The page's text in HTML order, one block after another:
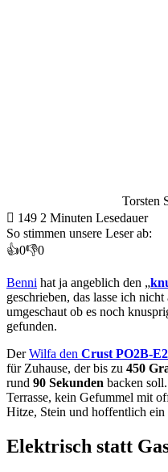
Torsten
149 2 Minuten Lesedauer
So stimmen unsere Leser ab:
👍0👎0
Benni hat ja angeblich den „
geschrieben, das lasse ich
umgeschaut ob es noch
gefunden.
DerWilfa den Crust PO2B-
für Zuhause, der bis zu 450
rund 90 Sekunden backen
Terrasse, kein Gefummel mit
Hitze, Stein und hoffentlich
Elektrisch statt